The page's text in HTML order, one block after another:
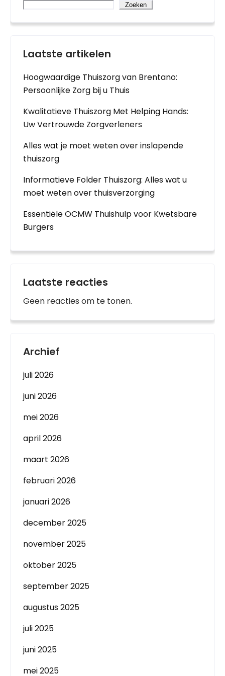
Zoeken
Laatste artikelen
Hoogwaardige Thuiszorg van Brentano:
Persoonlijke Zorg bij u Thuis
Kwalitatieve Thuiszorg Met Helping Hands:
Uw Vertrouwde Zorgverleners
Alles wat je moet weten over inslapende
thuiszorg
Informatieve Folder Thuiszorg: Alles wat u
moet weten over thuisverzorging
Essentiële OCMW Thuishulp voor Kwetsbare
Burgers
Laatste reacties
Geen reacties om te tonen.
Archief
juli 2026
juni 2026
mei 2026
april 2026
maart 2026
februari 2026
januari 2026
december 2025
november 2025
oktober 2025
september 2025
augustus 2025
juli 2025
juni 2025
mei 2025